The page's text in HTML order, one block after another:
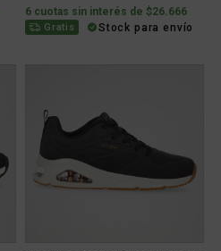
6 cuotas sin interés de $26.666
Gratis Stock para envío